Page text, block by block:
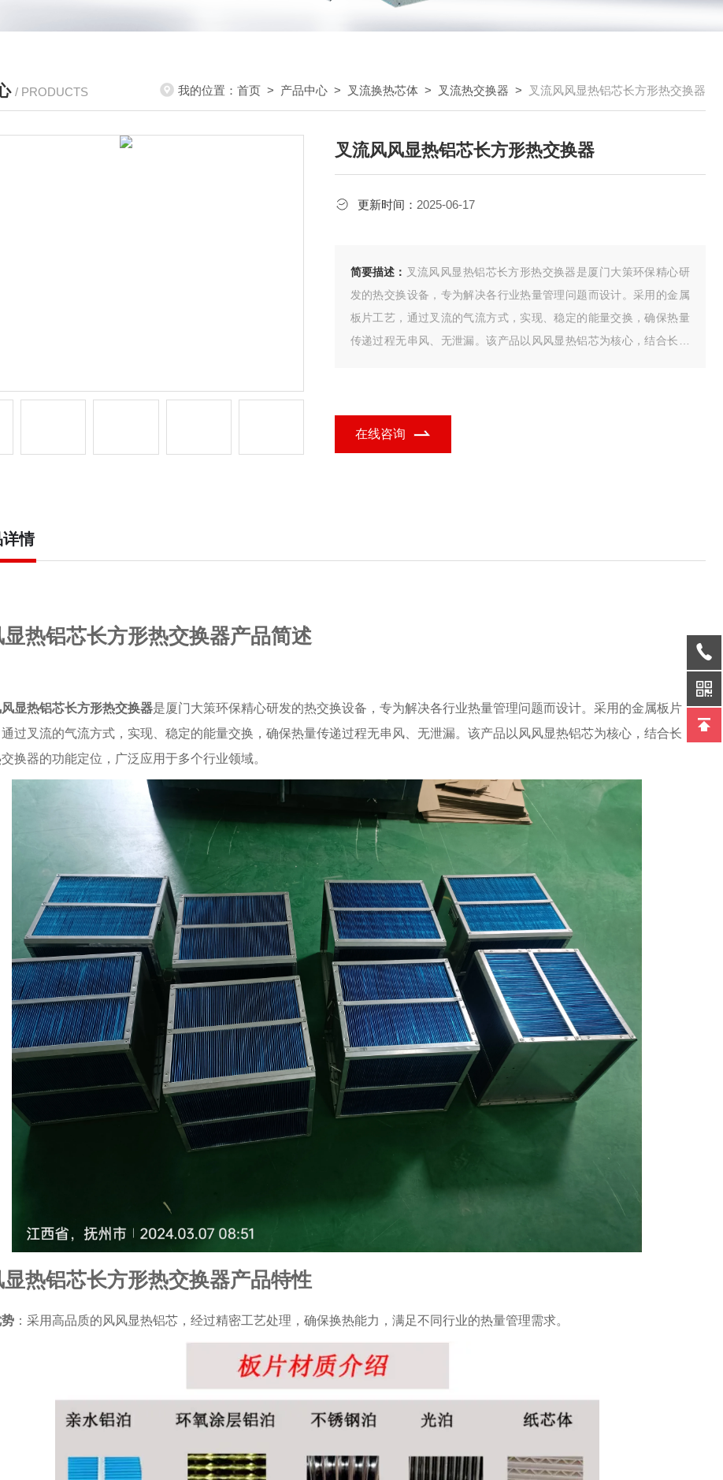
/ PRODUCTS 我的位置： 首页 > 产品中心 > 叉流换热芯体 > 叉流热交换器 > 叉流风风显热铝芯长方形热交换器
叉流风风显热铝芯长方形热交换器
更新时间： 2025-06-17
简要描述： 叉流风风显热铝芯长方形热交换器是厦门大策环保精心研
发的热交换设备，专为解决各行业热量管理问题而设计。采用的金属
板片工艺，通过叉流的气流方式，实现、稳定的能量交换，确保热量
传递过程无串风、无泄漏。该产品以风风显热铝芯为核心，结合长方
在线咨询
详情
显热铝芯长方形热交换器产品简述
风显热铝芯长方形热交换器是厦门大策环保精心研发的热交换设备，专为解决各行业热量管理问题而设计。采用的金属板片
过叉流的气流方式，实现、稳定的能量交换，确保热量传递过程无串风、无泄漏。该产品以风风显热铝芯为核心，结合长
换器的功能定位，广泛应用于多个行业领域。
显热铝芯长方形热交换器产品特性
：采用高品质的风风显热铝芯，经过精密工艺处理，确保换热能力，满足不同行业的热量管理需求。